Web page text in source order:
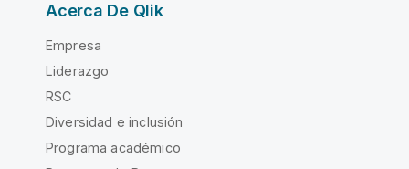
Acerca De Qlik
Empresa
Liderazgo
RSC
Diversidad e inclusión
Programa académico